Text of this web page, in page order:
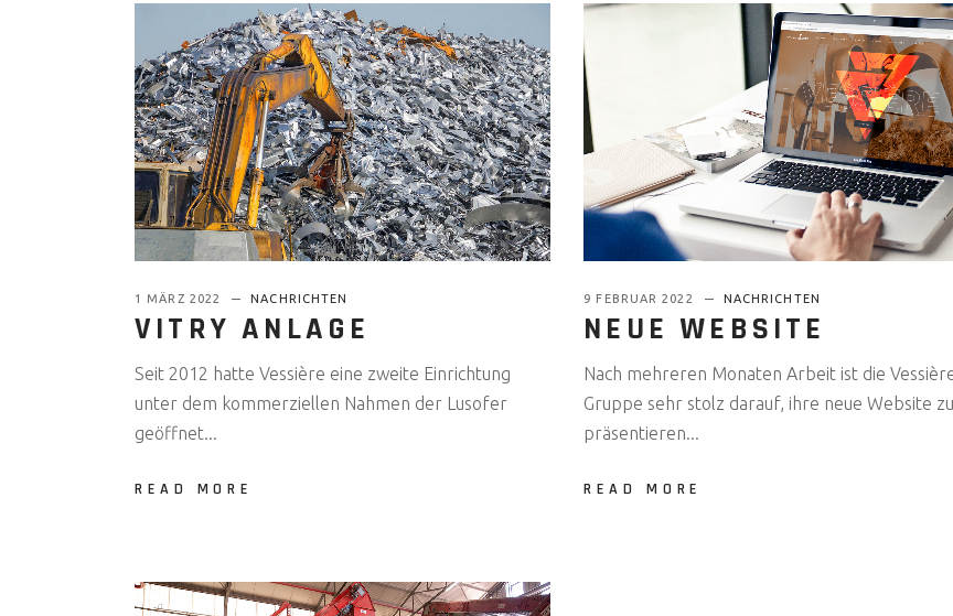
1 MÄRZ 2022 NACHRICHTEN
VITRY ANLAGE
Seit 2012 hatte Vessière eine zweite Einrichtung
unter dem kommerziellen Nahmen der Lusofer
geöffnet...
READ MORE
9 FEBRUAR 2022 NACHRICHTEN
NEUE WEBSITE
Nach mehreren Monaten Arbeit ist die
Gruppe sehr stolz darauf, ihre neue Website zu
präsentieren...
READ MORE